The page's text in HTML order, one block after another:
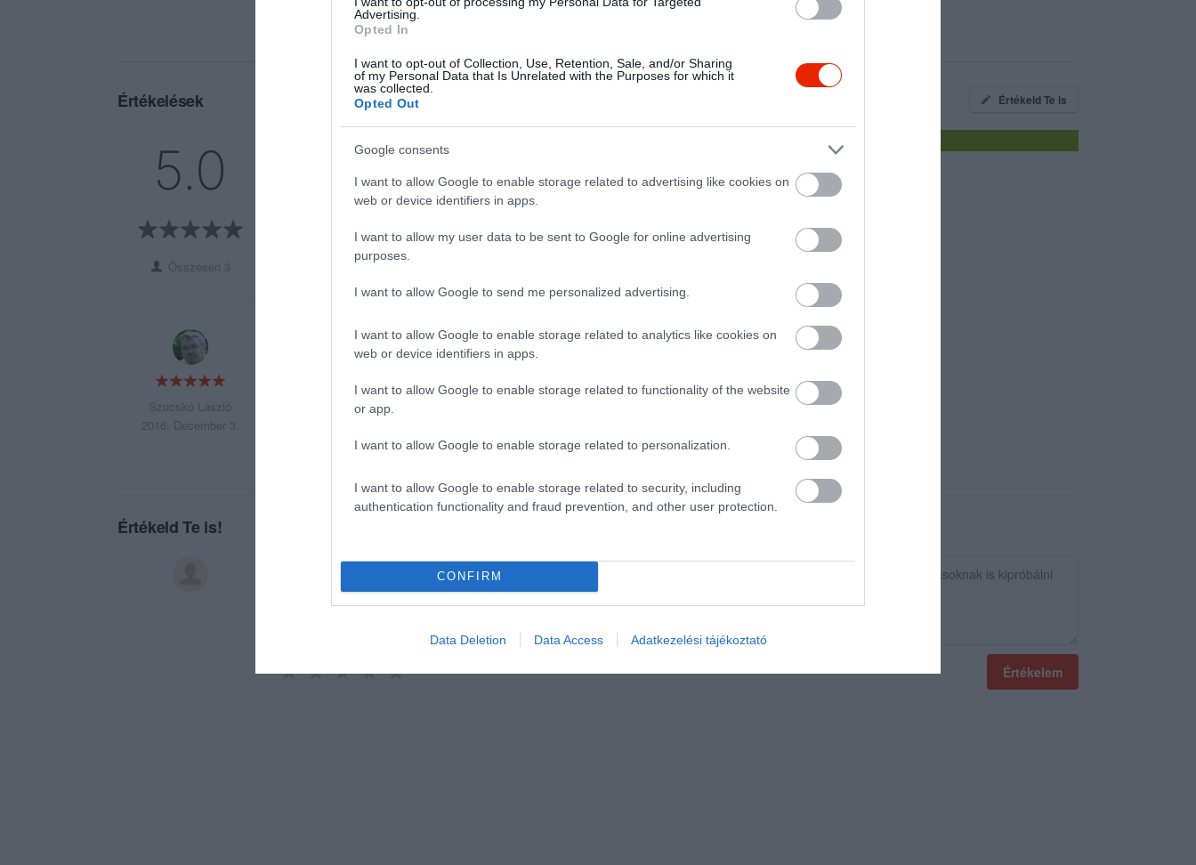
Advertising.
Opted In
I want to opt-out of Collection, Use, Retention, Sale, and/or Sharing
of my Personal Data that Is Unrelated with the Purposes for which it
was collected.
Opted Out
Google consents
I want to allow Google to enable storage related to advertising like cookies on
web or device identifiers in apps.
I want to allow my user data to be sent to Google for online advertising
purposes.
I want to allow Google to send me personalized advertising.
I want to allow Google to enable storage related to analytics like cookies on
web or device identifiers in apps.
I want to allow Google to enable storage related to functionality of the website
or app.
I want to allow Google to enable storage related to personalization.
I want to allow Google to enable storage related to security, including
authentication functionality and fraud prevention, and other user protection.
CONFIRM
Data Deletion Data Access Adatkezelési tájékoztató
Értékelések Értékeld Te is
5.0
Összesen 3
Szucskó László
2016. December 3.
Kiváló ételek,tökéletes felszolgálással
Értékeld Te is!
Értékelem